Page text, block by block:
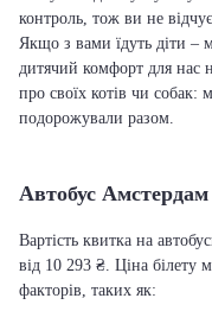
контроль, тож ви не
Якщо з вами їдуть діти –
дитячий комфорт для нас
про своїх котів чи
подорожували разом.
Автобус
Вартість квитка на
від 10 293 ₴. Ціна білету
факторів, таких як: